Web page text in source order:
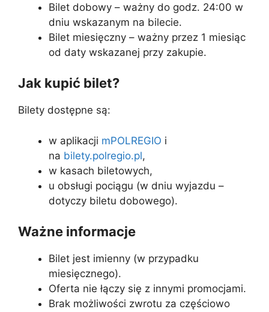
Bilet dobowy – ważny do godz. 24:00 w
dniu wskazanym na bilecie.
Bilet miesięczny – ważny przez 1 miesiąc
od daty wskazanej przy zakupie.
Jak kupić bilet?
Bilety dostępne są:
w aplikacji mPOLREGIO i
na bilety.polregio.pl,
w kasach biletowych,
u obsługi pociągu (w dniu wyjazdu –
dotyczy biletu dobowego).
Ważne informacje
Bilet jest imienny (w przypadku
miesięcznego).
Oferta nie łączy się z innymi promocjami.
Brak możliwości zwrotu za częściowo